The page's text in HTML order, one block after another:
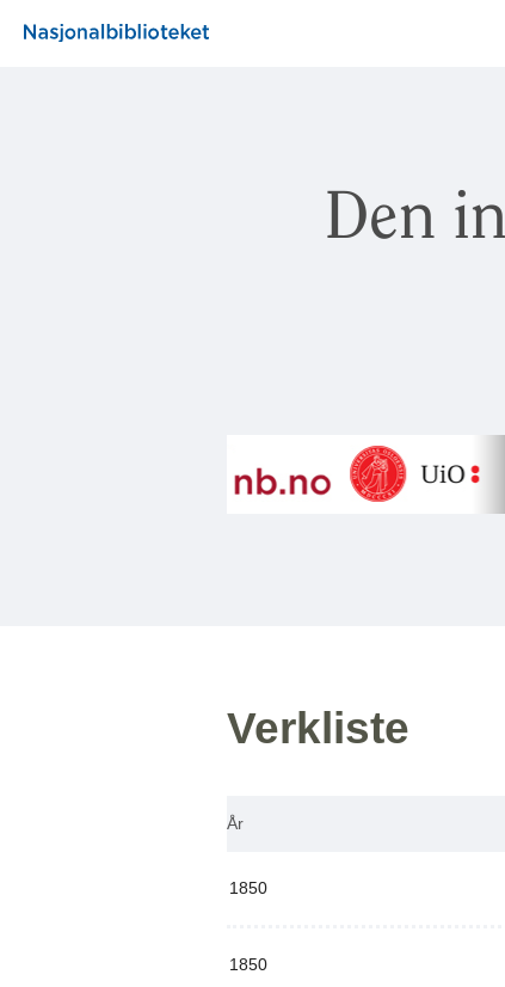
Den
Verkliste
År
1850
1850